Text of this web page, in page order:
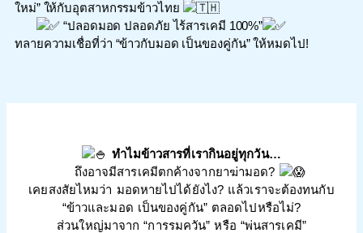
ใหม่” ให้กับอุตสาหกรรมข้าวไทย
“ปลอดมอด ปลอดภัย ไร้สารเคมี 100%”
ทลายความเชื่อที่ว่า “ข้าวกับมอด เป็นของคู่กัน” ให้หมดไป!
ทำไมข้าวสารที่เรากินอยู่ทุกวัน…
ถึงอาจมีสารเคมีตกค้างจากยาฆ่ามอด?
เคยสงสัยไหมว่า มอดหายไปได้ยังไง? แล้วเราจะต้องทนกับ
“ข้าวและมอด เป็นของคู่กัน” ตลอดไปหรือไม่?
ส่วนใหญ่มาจาก “การรมควัน” หรือ “พ่นสารเคมี”